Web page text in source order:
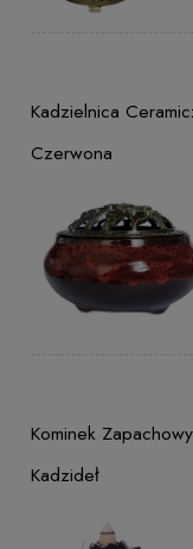
Kadzielnica
Czerwona
Kominek
Kadzideł